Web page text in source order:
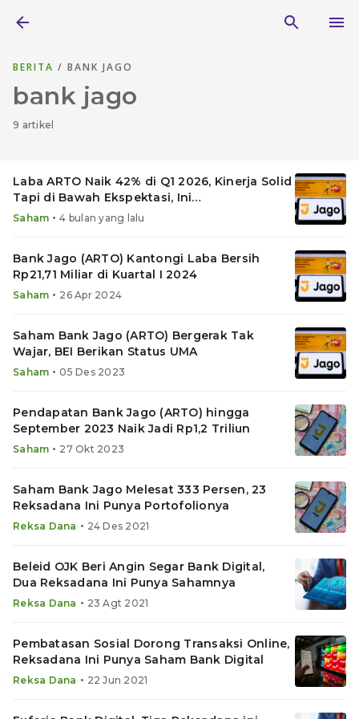
BERITA / BANK JAGO
bank jago
9 artikel
Laba ARTO Naik 42% di Q1 2026, Kinerja Solid
Tapi di Bawah Ekspektasi, Ini
Rekomendasinya
Saham • 4 bulan yang lalu
Bank Jago (ARTO) Kantongi Laba Bersih
Rp21,71 Miliar di Kuartal I 2024
Saham • 26 Apr 2024
Saham Bank Jago (ARTO) Bergerak Tak
Wajar, BEI Berikan Status UMA
Saham • 05 Des 2023
Pendapatan Bank Jago (ARTO) hingga
September 2023 Naik Jadi Rp1,2 Triliun
Saham • 27 Okt 2023
Saham Bank Jago Melesat 333 Persen, 23
Reksadana Ini Punya Portofolionya
Reksa Dana • 24 Des 2021
Beleid OJK Beri Angin Segar Bank Digital,
Dua Reksadana Ini Punya Sahamnya
Reksa Dana • 23 Agt 2021
Pembatasan Sosial Dorong Transaksi Online,
Reksadana Ini Punya Saham Bank Digital
Reksa Dana • 22 Jun 2021